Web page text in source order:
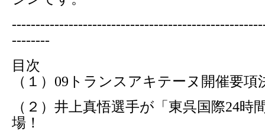
--------
目次
（１）09トランスアキテーヌ開催要項
（２）井上真悟選手が「東呉国際24時
場！